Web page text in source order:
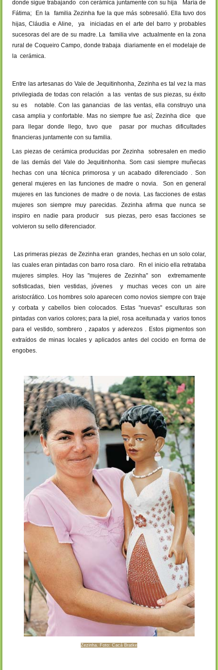
donde sigue trabajando con cerámica juntamente con su hija María de
Fátima; En la familia Zezinha fue la que más sobresalió. Ella tuvo dos
hijas, Cláudia e Aline, ya iniciadas en el arte del barro y probables
sucesoras del are de su madre. La familia vive actualmente en la zona
rural de Coqueiro Campo, donde trabaja diariamente en el modelaje de
la cerámica.
Entre las artesanas do Vale de Jequitinhonha, Zezinha es tal vez la mas
privilegiada de todas con relación a las ventas de sus piezas, su éxito
su es notable. Con las ganancias de las ventas, ella construyo una
casa amplia y confortable. Mas no siempre fue así; Zezinha dice que
para llegar donde llego, tuvo que pasar por muchas dificultades
financieras juntamente con su familia.
Las piezas de cerámica producidas por Zezinha sobresalen en medio
de las demás del Vale do Jequitinhonha. Som casi siempre muñecas
hechas con una técnica primorosa y un acabado diferenciado . Son
general mujeres en las funciones de madre o novia. Son en general
mujeres en las funciones de madre o de novia. Las facciones de estas
mujeres son siempre muy parecidas. Zezinha afirma que nunca se
inspiro en nadie para producir sus piezas, pero esas facciones se
volvieron su sello diferenciador.
Las primeras piezas de Zezinha eran grandes, hechas en un solo colar,
las cuales eran pintadas con barro rosa claro. Rn el inicio ella retrataba
mujeres simples. Hoy las "mujeres de Zezinha" son extremamente
sofisticadas, bien vestidas, jóvenes y muchas veces con un aire
aristocrático. Los hombres solo aparecen como novios siempre con traje
y corbata y cabellos bien colocados. Estas "nuevas" esculturas son
pintadas con varios colores; para la piel, rosa aceitunada y varios tonos
para el vestido, sombrero , zapatos y aderezos . Estos pigmentos son
extraídos de minas locales y aplicados antes del cocido en forma de
engobes.
Zezinha. Foto: Cacá Bratke